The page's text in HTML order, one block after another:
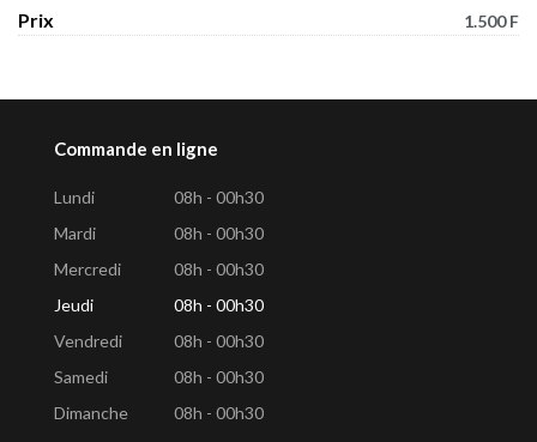
Prix 1.500 F
Commande en ligne
Lundi
08h - 00h30
Mardi
08h - 00h30
Mercredi
08h - 00h30
Jeudi
08h - 00h30
Vendredi
08h - 00h30
Samedi
08h - 00h30
Dimanche
08h - 00h30